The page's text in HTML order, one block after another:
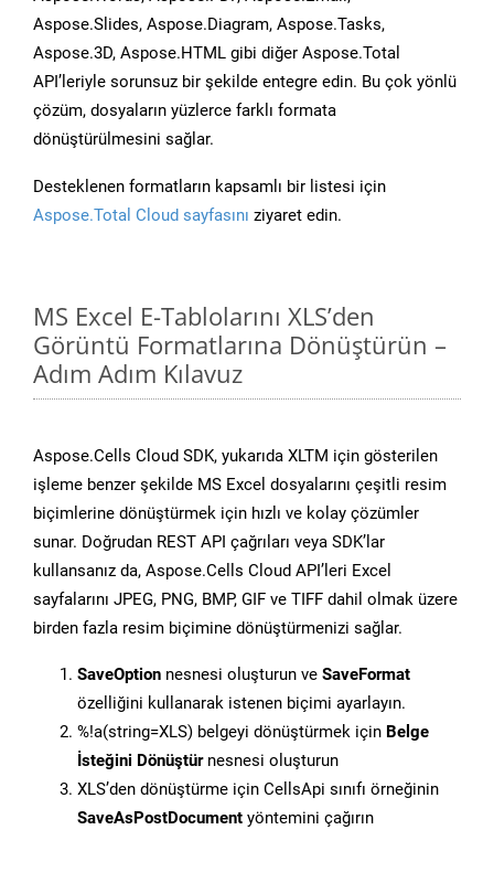
Aspose.Slides, Aspose.Diagram, Aspose.Tasks,
Aspose.3D, Aspose.HTML gibi diğer Aspose.Total
API’leriyle sorunsuz bir şekilde entegre edin. Bu çok yönlü
çözüm, dosyaların yüzlerce farklı formata
dönüştürülmesini sağlar.
Desteklenen formatların kapsamlı bir listesi için
Aspose.Total Cloud sayfasını ziyaret edin.
MS Excel E-Tablolarını XLS’den
Görüntü Formatlarına Dönüştürün –
Adım Adım Kılavuz
Aspose.Cells Cloud SDK, yukarıda XLTM için gösterilen
işleme benzer şekilde MS Excel dosyalarını çeşitli resim
biçimlerine dönüştürmek için hızlı ve kolay çözümler
sunar. Doğrudan REST API çağrıları veya SDK’lar
kullansanız da, Aspose.Cells Cloud API’leri Excel
sayfalarını JPEG, PNG, BMP, GIF ve TIFF dahil olmak üzere
birden fazla resim biçimine dönüştürmenizi sağlar.
SaveOption nesnesi oluşturun ve SaveFormat
özelliğini kullanarak istenen biçimi ayarlayın.
%!a(string=XLS) belgeyi dönüştürmek için Belge
İsteğini Dönüştürnesnesi oluşturun
XLS’den dönüştürme için CellsApi sınıfı örneğinin
SaveAsPostDocument yöntemini çağırın